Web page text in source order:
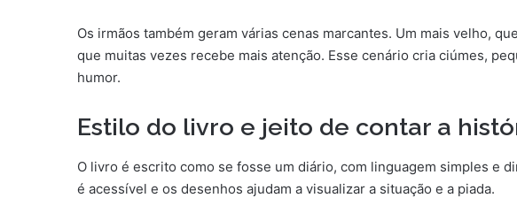
Os irmãos também geram várias cenas marcantes. Um mais velho,
que muitas vezes recebe mais atenção. Esse cenário cria ciúmes,
humor.
Estilo do livro e jeito de contar a
O livro é escrito como se fosse um diário, com linguagem simples e
é acessível e os desenhos ajudam a visualizar a situação e a piada.